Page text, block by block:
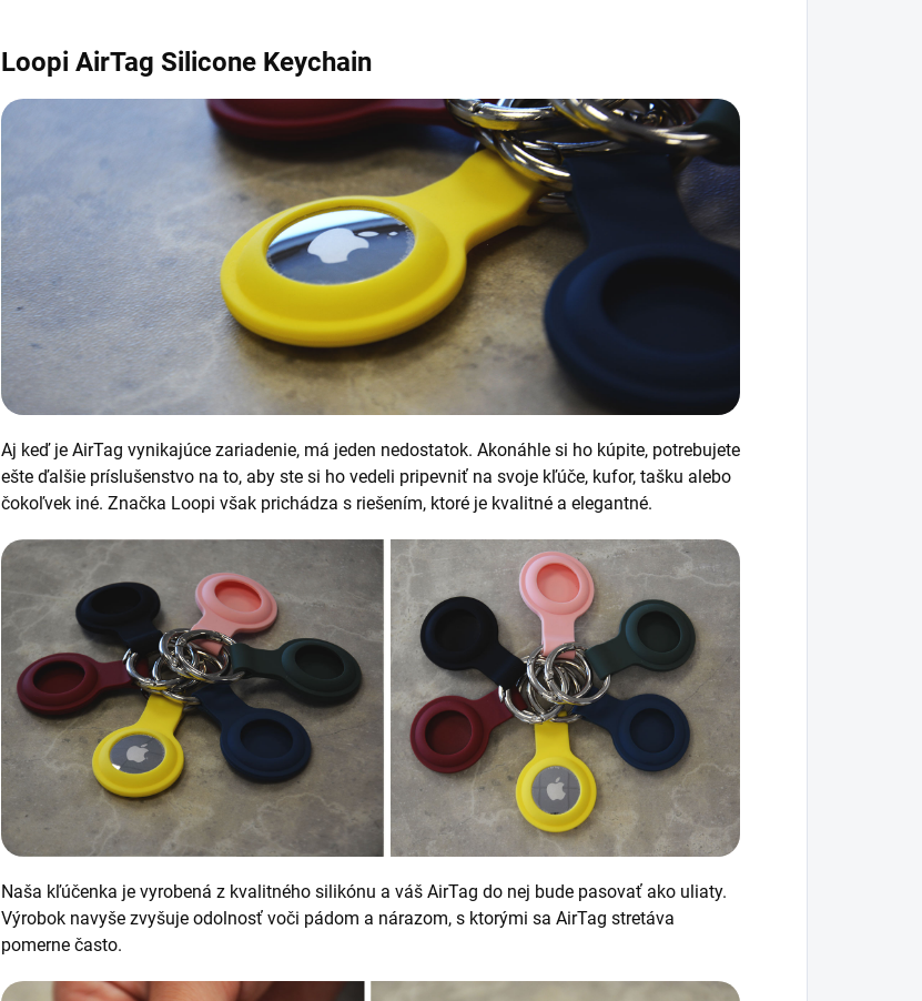
Loopi AirTag Silicone Keychain
Aj keď je AirTag vynikajúce zariadenie, má jeden nedostatok. Akonáhle si ho kúpite, potrebujete
ešte ďalšie príslušenstvo na to, aby ste si ho vedeli pripevniť na svoje kľúče, kufor, tašku alebo
čokoľvek iné. Značka Loopi však prichádza s riešením, ktoré je kvalitné a elegantné.
Naša kľúčenka je vyrobená z kvalitného silikónu a váš AirTag do nej bude pasovať ako uliaty.
Výrobok navyše zvyšuje odolnosť voči pádom a nárazom, s ktorými sa AirTag stretáva
pomerne často.